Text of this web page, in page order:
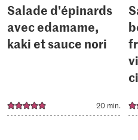
Salade d'épinards
avec edamame,
kaki et sauce nori
20 min.